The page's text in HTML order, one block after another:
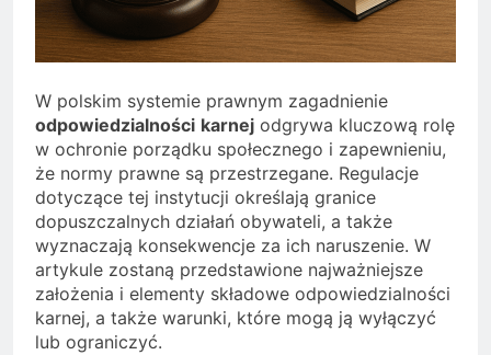
W polskim systemie prawnym zagadnienie
odpowiedzialności karnej odgrywa kluczową rolę
w ochronie porządku społecznego i zapewnieniu,
że normy prawne są przestrzegane. Regulacje
dotyczące tej instytucji określają granice
dopuszczalnych działań obywateli, a także
wyznaczają konsekwencje za ich naruszenie. W
artykule zostaną przedstawione najważniejsze
założenia i elementy składowe odpowiedzialności
karnej, a także warunki, które mogą ją wyłączyć
lub ograniczyć.